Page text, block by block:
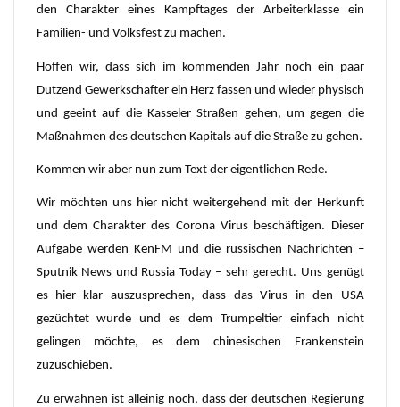
den Charakter eines Kampftages der Arbeiterklasse ein
Familien- und Volksfest zu machen.
Hoffen wir, dass sich im kommenden Jahr noch ein paar
Dutzend Gewerkschafter ein Herz fassen und wieder physisch
und geeint auf die Kasseler Straßen gehen, um gegen die
Maßnahmen des deutschen Kapitals auf die Straße zu gehen.
Kommen wir aber nun zum Text der eigentlichen Rede.
Wir möchten uns hier nicht weitergehend mit der Herkunft
und dem Charakter des Corona Virus beschäftigen. Dieser
Aufgabe werden KenFM und die russischen Nachrichten –
Sputnik News und Russia Today – sehr gerecht. Uns genügt
es hier klar auszusprechen, dass das Virus in den USA
gezüchtet wurde und es dem Trumpeltier einfach nicht
gelingen möchte, es dem chinesischen Frankenstein
zuzuschieben.
Zu erwähnen ist alleinig noch, dass der deutschen Regierung